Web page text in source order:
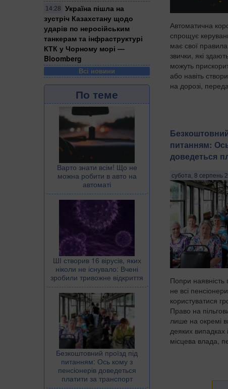
14:28
Україна пішла на
зустріч Казахстану щодо
ударів по неросійським
танкерам та інфраструктурі
КТК у Чорному морі —
Bloomberg
Всі новини
По теме
Варто знати всім! Що не
можна робити в авто на
автоматі
ШІ створив 16 вірусів, яких
ніколи не існувало: Вчені
зробили тривожне відкриття
Безкоштовний проїзд під
питанням: Ось кому з
пенсіонерів доведеться
платити за транспорт
Автоматична
спрощує
має свої правила
звички, які
можуть
або навіть
на дорозі,
питанням:
доведеться
субота, 8 серпень
Попри наявність
не всі
користуватися
Право на
лише на окремі
деяких
місцева влада,